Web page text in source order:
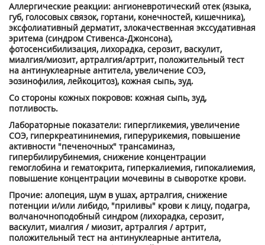
Аллергические реакции: ангионевротический отек (языка,
губ, голосовых связок, гортани, конечностей, кишечника),
эксфолиативный дерматит, злокачественная экссудативная
эритема (синдром Стивенса-Джонсона),
фотосенсибилизация, лихорадка, серозит, васкулит,
миалгия/миозит, артралгия/артрит, положительный тест
на антинуклеарные антитела, увеличение СОЭ,
эозинофилия, лейкоцитоз), кожная сыпь, зуд.
Со стороны кожных покровов: кожная сыпь, зуд,
потливость.
Лабораторные показатели: гипергликемия, увеличение
СОЭ, гиперкреатининемия, гиперурикемия, повышение
активности "печеночных" трансаминаз,
гипербилирубинемия, снижение концентрации
гемоглобина и гематокрита, гиперкалиемия, гипокалиемия,
повышение концентрации мочевины в сыворотке крови.
Прочие: алопеция, шум в ушах, артралгия, снижение
потенции и/или либидо, "приливы" крови к лицу, подагра,
волчаночноподобный синдром (лихорадка, серозит,
васкулит, миалгия / миозит, артралгия / артрит,
положительный тест на антинуклеарные антитела,